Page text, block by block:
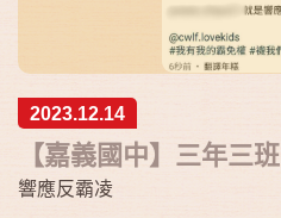
2023.12.14
【嘉義國中】三年三班
響應反霸凌